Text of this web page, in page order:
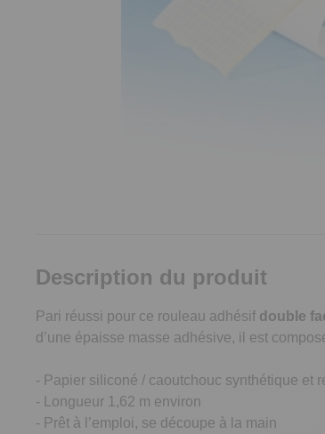
Description du produit
Pari réussi pour ce rouleau adhésif double
d’une épaisse masse adhésive, il est
- Papier siliconé / caoutchouc synthétique et
- Longueur 1,62 m environ
- Prêt à l’emploi, se découpe à la main